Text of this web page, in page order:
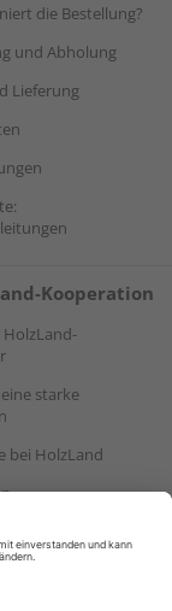
die Bestellung?
und Abholung
Lieferung
Kooperation
starke
bei HolzLand